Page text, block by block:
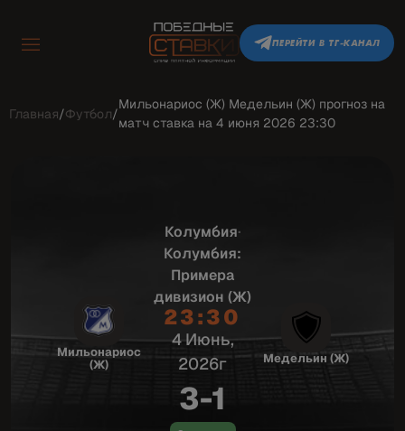
ПЕРЕЙТИ В ТГ-КАНАЛ
Главная/Футбол/
Мильонариос (Ж) Медельин (Ж) прогноз на
матч ставка на 4 июня 2026 23:30
Мильонариос
(Ж)
Колумбия·
Колумбия:
Примера
дивизион (Ж)
23:30
4 Июнь,
2026г
3-1
Медельин (Ж)